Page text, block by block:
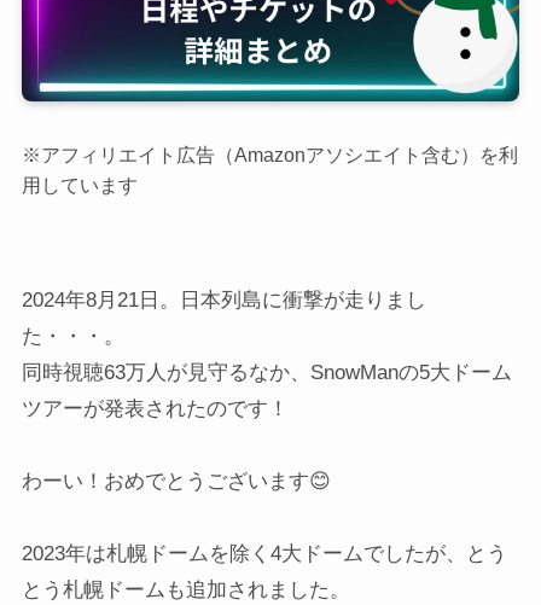
※アフィリエイト広告（Amazonアソシエイト含む）を利
用しています
2024年8月21日。日本列島に衝撃が走りまし
た・・・。
同時視聴63万人が見守るなか、SnowManの5大ドーム
ツアーが発表されたのです！
わーい！おめでとうございます😊
2023年は札幌ドームを除く4大ドームでしたが、とう
とう札幌ドームも追加されました。